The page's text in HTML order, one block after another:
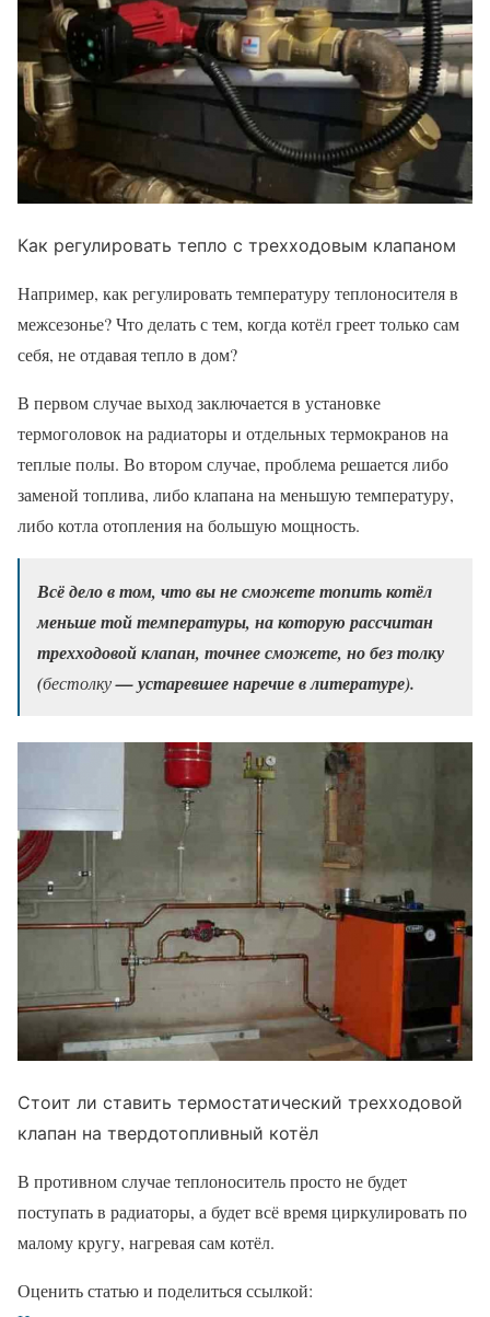
Как регулировать тепло с трехходовым клапаном
Например, как регулировать температуру теплоносителя в
межсезонье? Что делать с тем, когда котёл греет только сам
себя, не отдавая тепло в дом?
В первом случае выход заключается в установке
термоголовок на радиаторы и отдельных термокранов на
теплые полы. Во втором случае, проблема решается либо
заменой топлива, либо клапана на меньшую температуру,
либо котла отопления на большую мощность.
Всё дело в том, что вы не сможете топить котёл
меньше той температуры, на которую рассчитан
трехходовой клапан, точнее сможете, но без толку
(бестолку— устаревшее наречие в литературе).
Стоит ли ставить термостатический трехходовой
клапан на твердотопливный котёл
В противном случае теплоноситель просто не будет
поступать в радиаторы, а будет всё время циркулировать по
малому кругу, нагревая сам котёл.
Оценить статью и поделиться ссылкой: